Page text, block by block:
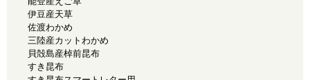
伊豆産天草
佐渡わかめ
三陸産カットわかめ
貝殻島産棹前昆布
すき昆布